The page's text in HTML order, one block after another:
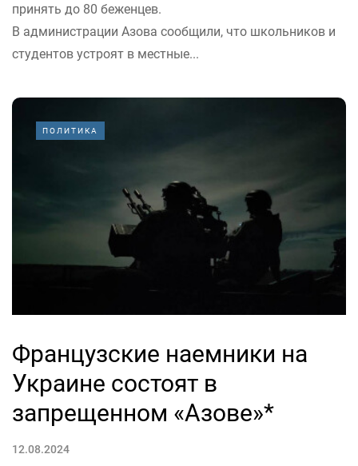
принять до 80 беженцев.
В администрации Азова сообщили, что школьников и
студентов устроят в местные...
ПОЛИТИКА
Французские наемники на
Украине состоят в
запрещенном «Азове»*
12.08.2024